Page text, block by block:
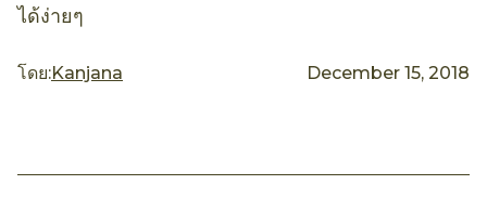
ได้ง่ายๆ
โดย:Kanjana December 15, 2018